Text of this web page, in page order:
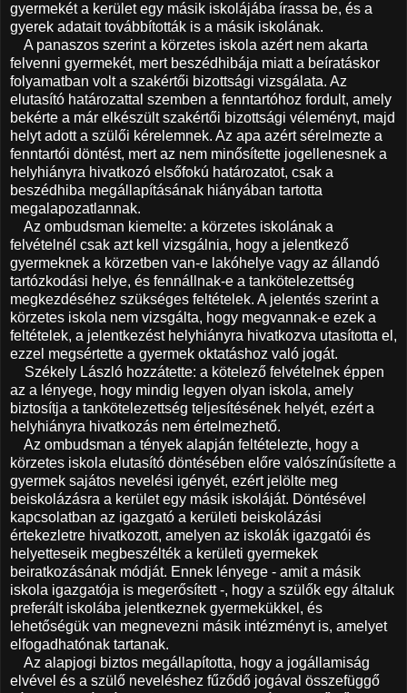
gyermekét a kerület egy másik iskolájába írassa be, és a
gyerek adatait továbbították is a másik iskolának.
A panaszos szerint a körzetes iskola azért nem akarta
felvenni gyermekét, mert beszédhibája miatt a beíratáskor
folyamatban volt a szakértői bizottsági vizsgálata. Az
elutasító határozattal szemben a fenntartóhoz fordult, amely
bekérte a már elkészült szakértői bizottsági véleményt, majd
helyt adott a szülői kérelemnek. Az apa azért sérelmezte a
fenntartói döntést, mert az nem minősítette jogellenesnek a
helyhiányra hivatkozó elsőfokú határozatot, csak a
beszédhiba megállapításának hiányában tartotta
megalapozatlannak.
Az ombudsman kiemelte: a körzetes iskolának a
felvételnél csak azt kell vizsgálnia, hogy a jelentkező
gyermeknek a körzetben van-e lakóhelye vagy az állandó
tartózkodási helye, és fennállnak-e a tankötelezettség
megkezdéséhez szükséges feltételek. A jelentés szerint a
körzetes iskola nem vizsgálta, hogy megvannak-e ezek a
feltételek, a jelentkezést helyhiányra hivatkozva utasította el,
ezzel megsértette a gyermek oktatáshoz való jogát.
Székely László hozzátette: a kötelező felvételnek éppen
az a lényege, hogy mindig legyen olyan iskola, amely
biztosítja a tankötelezettség teljesítésének helyét, ezért a
helyhiányra hivatkozás nem értelmezhető.
Az ombudsman a tények alapján feltételezte, hogy a
körzetes iskola elutasító döntésében előre valószínűsítette a
gyermek sajátos nevelési igényét, ezért jelölte meg
beiskolázásra a kerület egy másik iskoláját. Döntésével
kapcsolatban az igazgató a kerületi beiskolázási
értekezletre hivatkozott, amelyen az iskolák igazgatói és
helyetteseik megbeszélték a kerületi gyermekek
beiratkozásának módját. Ennek lényege - amit a másik
iskola igazgatója is megerősített -, hogy a szülők egy általuk
preferált iskolába jelentkeznek gyermekükkel, és
lehetőségük van megnevezni másik intézményt is, amelyet
elfogadhatónak tartanak.
Az alapjogi biztos megállapította, hogy a jogállamiság
elvével és a szülő neveléshez fűződő jogával összefüggő